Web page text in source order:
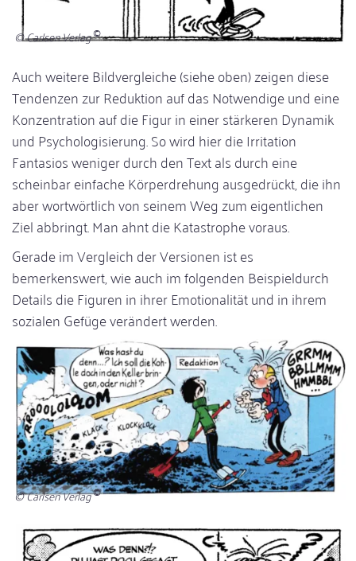
© Carlsen Verlag
Auch weitere Bildvergleiche (siehe oben) zeigen diese
Tendenzen zur Reduktion auf das Notwendige und eine
Konzentration auf die Figur in einer stärkeren Dynamik
und Psychologisierung. So wird hier die Irritation
Fantasios weniger durch den Text als durch eine
scheinbar einfache Körperdrehung ausgedrückt, die ihn
aber wortwörtlich von seinem Weg zum eigentlichen
Ziel abbringt. Man ahnt die Katastrophe voraus.
Gerade im Vergleich der Versionen ist es
bemerkenswert, wie auch im folgenden Beispieldurch
Details die Figuren in ihrer Emotionalität und in ihrem
sozialen Gefüge verändert werden.
© Carlsen Verlag